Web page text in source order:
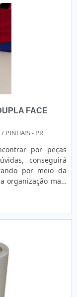
empresa
através de um
treinados e
uma empresa que
e qualidade
melhor para os
SOBRE BOBINA
busca por bobina
qualificado,
grande expressão
e tubete de
em tecnologia ao
filme stretch
que tenha
e assertividade,
cliente.Existem
que a Estopack
distribuidor:
Altamente
GARANTIA E
na Estopack
filme stretch
variados com
e tubete de
realizadas as
no mercado de
a uma equipe
eficientes,
a ponta.
FACE
/ PINHAIS - PR
por peças
conseguirá
por meio da
organização mais
técnicas de
da Suliflex o
acessível.UM
DE FITAS DUPLA
onde são
de apoio, tudo
técnicas de fitas
eficientes de
em sua área de